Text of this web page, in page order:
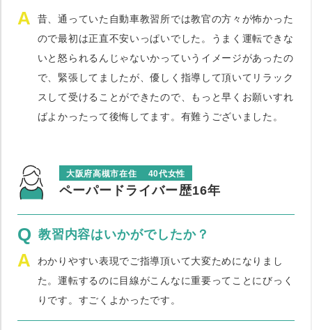
A
昔、通っていた自動車教習所では教官の方々が怖かった
ので最初は正直不安いっぱいでした。うまく運転できな
いと怒られるんじゃないかっていうイメージがあったの
で、緊張してましたが、優しく指導して頂いてリラック
スして受けることができたので、もっと早くお願いすれ
ばよかったって後悔してます。有難うございました。
大阪府高槻市在住 40代女性
ペーパードライバー歴16年
Q 教習内容はいかがでしたか？
A
わかりやすい表現でご指導頂いて大変ためになりまし
た。運転するのに目線がこんなに重要ってことにびっく
りです。すごくよかったです。